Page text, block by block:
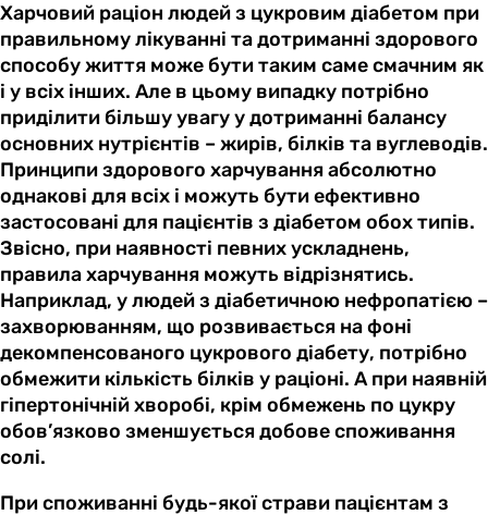
Харчовий раціон людей з цукровим діабетом при
правильному лікуванні та дотриманні здорового
способу життя може бути таким саме смачним як
і у всіх інших. Але в цьому випадку потрібно
приділити більшу увагу у дотриманні балансу
основних нутрієнтів – жирів, білків та вуглеводів.
Принципи здорового харчування абсолютно
однакові для всіх і можуть бути ефективно
застосовані для пацієнтів з діабетом обох типів.
Звісно, при наявності певних ускладнень,
правила харчування можуть відрізнятись.
Наприклад, у людей з діабетичною нефропатією –
захворюванням, що розвивається на фоні
декомпенсованого цукрового діабету, потрібно
обмежити кількість білків у раціоні. А при наявній
гіпертонічній хворобі, крім обмежень по цукру
обов’язково зменшується добове споживання
солі.
При споживанні будь-якої страви пацієнтам з